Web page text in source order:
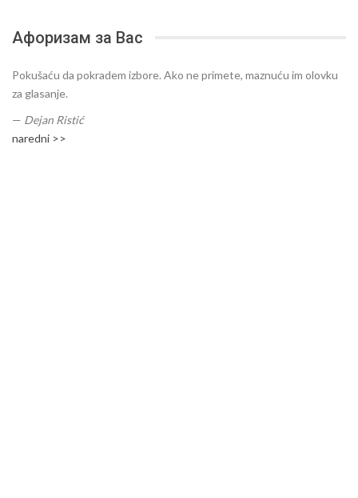
Афоризам за Вас
Pokušaću da pokradem izbore. Ako ne primete, maznuću im olovku
za glasanje.
— Dejan Ristić
naredni >>